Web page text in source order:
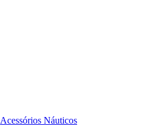
Acessórios Náuticos